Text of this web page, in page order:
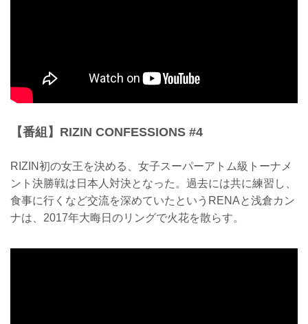
【番組】RIZIN CONFESSIONS #4
RIZIN初の女王を決める、女子スーパーアトム級トーナメ
ント決勝戦は日本人対決となった。過去には共に練習し、
食事に行くなど交流を深めていたというRENAと浅倉カン
ナは、2017年大晦日のリングで火花を散らす。